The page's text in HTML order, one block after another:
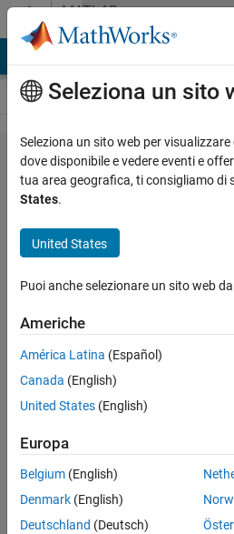
Vai al contenutoMATLAB
Answers
Amount of
Memory
various
Wilson
2023
1
Risposta
Aggiornato
2023
7
Visualizzazioni
Seleziona un sito
Seleziona un sito web per
dove disponibile e vedere eventi e
tua area geografica, ti consigliamo di
States.
United States
Puoi anche selezionare un sito web
Americhe
América Latina (Español)
Canada (English)
United States (English)
Europa
Belgium (English)
Denmark (English)
Deutschland (Deutsch)